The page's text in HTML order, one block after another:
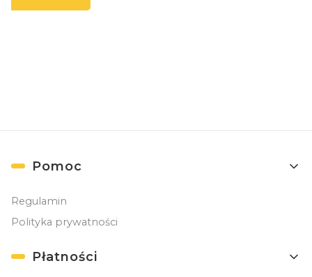
Linki w stopce
Pomoc
Regulamin
Polityka prywatności
Płatności